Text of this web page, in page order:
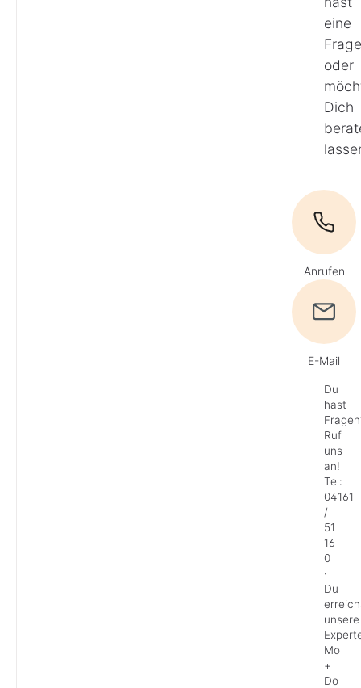
eine
oder
Dich
Anrufen
E-Mail
Du
hast
Ruf
uns
an!
Tel:
04161
/
51
16
0
·
Du
unsere
Mo
+
Do